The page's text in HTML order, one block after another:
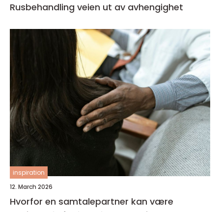
Rusbehandling veien ut av avhengighet
inspiration
12. March 2026
Hvorfor en samtalepartner kan være